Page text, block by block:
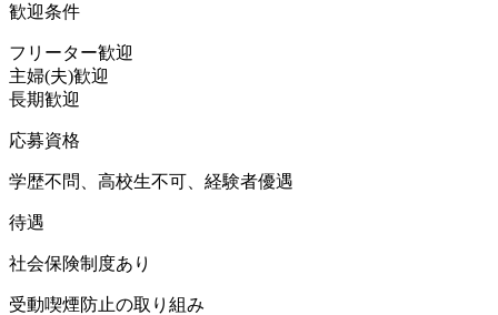
歓迎条件
フリーター歓迎
主婦(夫)歓迎
長期歓迎
応募資格
学歴不問、高校生不可、経験者優遇
待遇
社会保険制度あり
受動喫煙防止の取り組み